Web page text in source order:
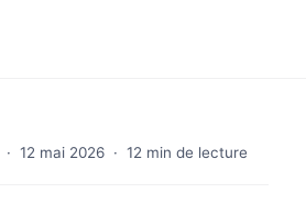
· 12 mai 2026 · 12 min de lecture